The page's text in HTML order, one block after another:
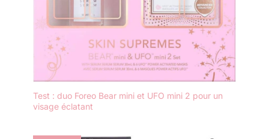
Test : duo Foreo Bear mini et UFO mini 2 pour un
visage éclatant